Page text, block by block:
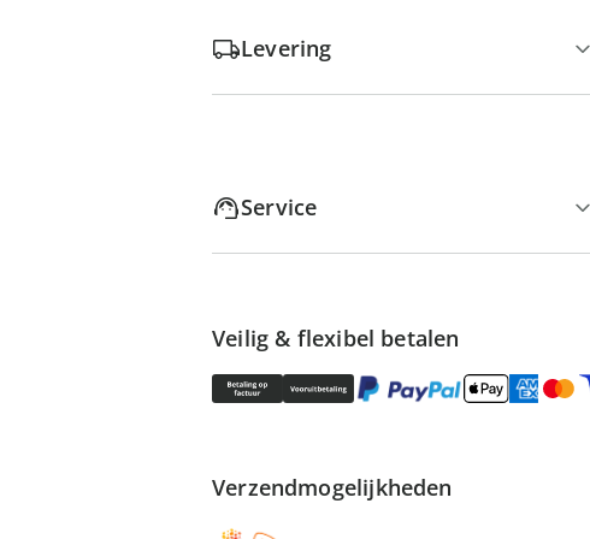
Levering
Service
Veilig & flexibel betalen
Verzendmogelijkheden